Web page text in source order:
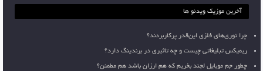
آخرین موزیک ویدئو ها
چرا توری‌های فلزی این‌قدر پرکاربردند؟
ریمیکس تبلیغاتی چیست و چه تاثیری در برندینگ دارد؟
چطور جم موبایل لجند بخریم که هم ارزان باشد هم مطمئن؟